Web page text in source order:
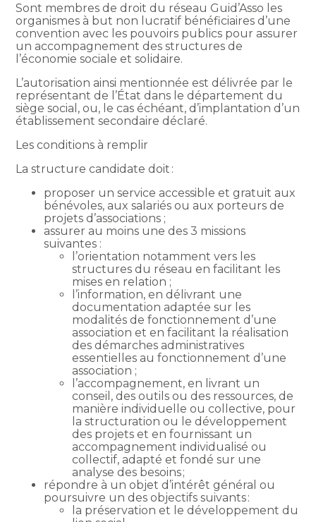
Sont membres de droit du réseau Guid’Asso les
organismes à but non lucratif bénéficiaires d’une
convention avec les pouvoirs publics pour assurer
un accompagnement des structures de
l’économie sociale et solidaire.
L’autorisation ainsi mentionnée est délivrée par le
représentant de l’État dans le département du
siège social, ou, le cas échéant, d’implantation d’un
établissement secondaire déclaré.
Les conditions à remplir
La structure candidate doit :
proposer un service accessible et gratuit aux
bénévoles, aux salariés ou aux porteurs de
projets d’associations ;
assurer au moins une des 3 missions
suivantes :
l’orientation notamment vers les
structures du réseau en facilitant les
mises en relation ;
l’information, en délivrant une
documentation adaptée sur les
modalités de fonctionnement d’une
association et en facilitant la réalisation
des démarches administratives
essentielles au fonctionnement d’une
association ;
l’accompagnement, en livrant un
conseil, des outils ou des ressources, de
manière individuelle ou collective, pour
la structuration ou le développement
des projets et en fournissant un
accompagnement individualisé ou
collectif, adapté et fondé sur une
analyse des besoins ;
répondre à un objet d’intérêt général ou
poursuivre un des objectifs suivants :
la préservation et le développement du